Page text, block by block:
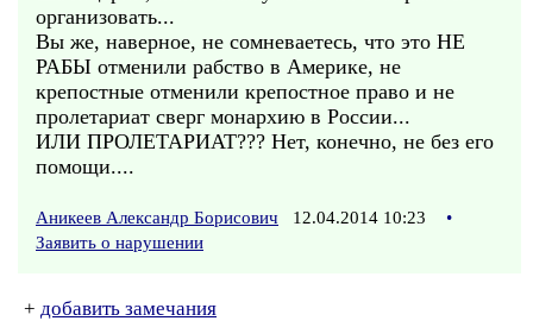
организовать...
Вы же, наверное, не сомневаетесь, что это НЕ
РАБЫ отменили рабство в Америке, не
крепостные отменили крепостное право и не
пролетариат сверг монархию в России...
ИЛИ ПРОЛЕТАРИАТ??? Нет, конечно, не без его
помощи....
Аникеев Александр Борисович 12.04.2014 10:23
•
Заявить о нарушении
+ добавить замечания